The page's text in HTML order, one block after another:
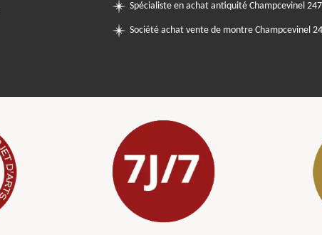
Spécialiste en achat antiquité Champcevinel
Société achat vente de montre Champcevinel